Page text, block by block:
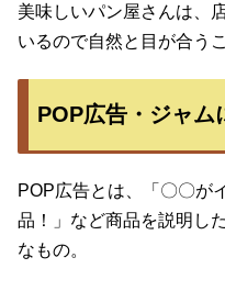
美味しいパン屋さんは、
いるので自然と目が合う
POP広告・ジャム
POP広告とは、「〇〇が
品！」など商品を説明し
なもの。